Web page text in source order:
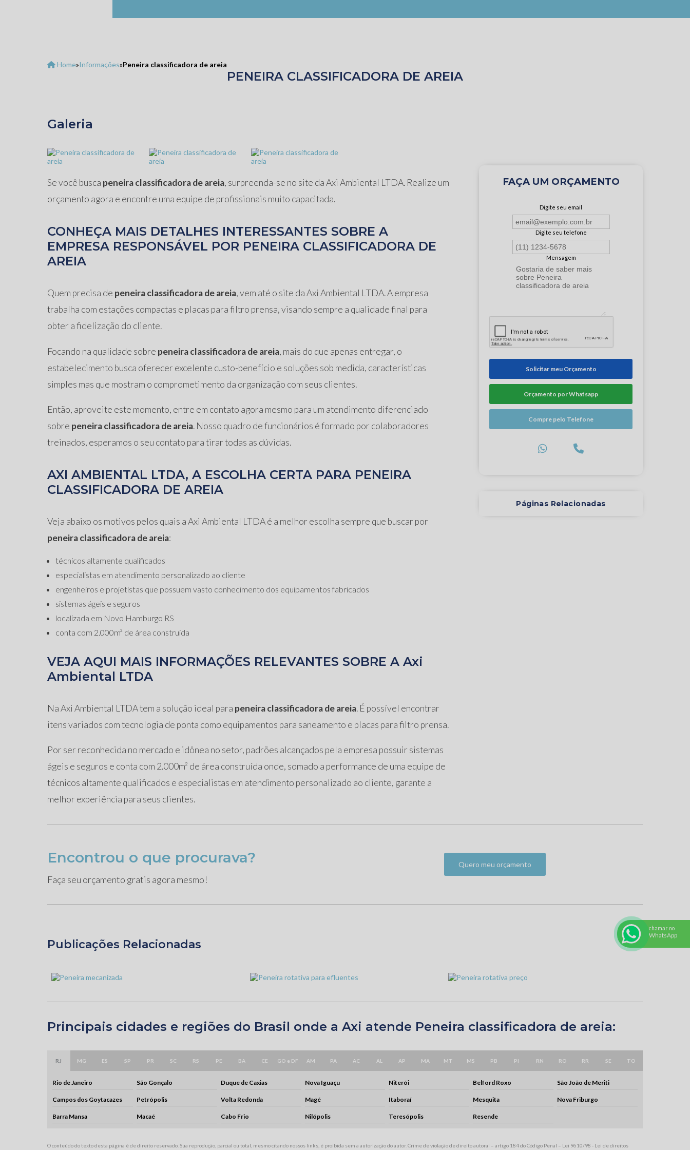
Home»Informações»Peneira classificadora de areia
PENEIRA CLASSIFICADORA DE AREIA
Galeria
Se você busca peneira classificadora de areia, surpreenda-se no site da Axi Ambiental LTDA. Realize um
orçamento agora e encontre uma equipe de profissionais muito capacitada.
CONHEÇA MAIS DETALHES INTERESSANTES SOBRE A
EMPRESA RESPONSÁVEL POR PENEIRA CLASSIFICADORA DE
AREIA
Quem precisa de peneira classificadora de areia, vem até o site da Axi Ambiental LTDA. A empresa
trabalha com estações compactas e placas para filtro prensa, visando sempre a qualidade final para
obter a fidelização do cliente.
Focando na qualidade sobre peneira classificadora de areia, mais do que apenas entregar, o
estabelecimento busca oferecer excelente custo-benefício e soluções sob medida, características
simples mas que mostram o comprometimento da organização com seus clientes.
Então, aproveite este momento, entre em contato agora mesmo para um atendimento diferenciado
sobre peneira classificadora de areia. Nosso quadro de funcionários é formado por colaboradores
treinados, esperamos o seu contato para tirar todas as dúvidas.
AXI AMBIENTAL LTDA, A ESCOLHA CERTA PARA PENEIRA
CLASSIFICADORA DE AREIA
Veja abaixo os motivos pelos quais a Axi Ambiental LTDA é a melhor escolha sempre que buscar por
peneira classificadora de areia:
técnicos altamente qualificados
especialistas em atendimento personalizado ao cliente
engenheiros e projetistas que possuem vasto conhecimento dos equipamentos fabricados
sistemas ágeis e seguros
localizada em Novo Hamburgo RS
conta com 2.000m² de área construída
VEJA AQUI MAIS INFORMAÇÕES RELEVANTES SOBRE A Axi
Ambiental LTDA
Na Axi Ambiental LTDA tem a solução ideal para peneira classificadora de areia. É possível encontrar
itens variados com tecnologia de ponta como equipamentos para saneamento e placas para filtro prensa.
Por ser reconhecida no mercado e idônea no setor, padrões alcançados pela empresa possuir sistemas
ágeis e seguros e conta com 2.000m² de área construída onde, somado a performance de uma equipe de
técnicos altamente qualificados e especialistas em atendimento personalizado ao cliente, garante a
melhor experiência para seus clientes.
FAÇA UM ORÇAMENTO
Digite seu email
Digite seu telefone
Mensagem
Solicitar meu Orçamento
Orçamento por Whatsapp
Compre pelo Telefone
Páginas Relacionadas
Encontrou o que procurava?
Faça seu orçamento gratis agora mesmo!
Quero meu orçamento
Publicações Relacionadas
Principais cidades e regiões do Brasil onde a Axi atende Peneira classificadora de areia:
RJ MG ES SP PR SC RS PE BA CE GO e DF AM PA AC AL AP MA MT MS PB PI RN RO RR SE TO
Rio de Janeiro São Gonçalo Duque de Caxias Nova Iguaçu Niterói Belford Roxo São João de Meriti
Campos dos Goytacazes Petrópolis Volta Redonda Magé Itaboraí Mesquita Nova Friburgo
Barra Mansa Macaé Cabo Frio Nilópolis Teresópolis Resende
O conteúdo do texto desta página é de direito reservado. Sua reprodução, parcial ou total, mesmo citando nossos links, é proibida sem a autorização do autor. Crime de violação de direito autoral – artigo 184 do Código Penal – Lei 9610/98 - Lei de direitos
chamar no
WhatsApp